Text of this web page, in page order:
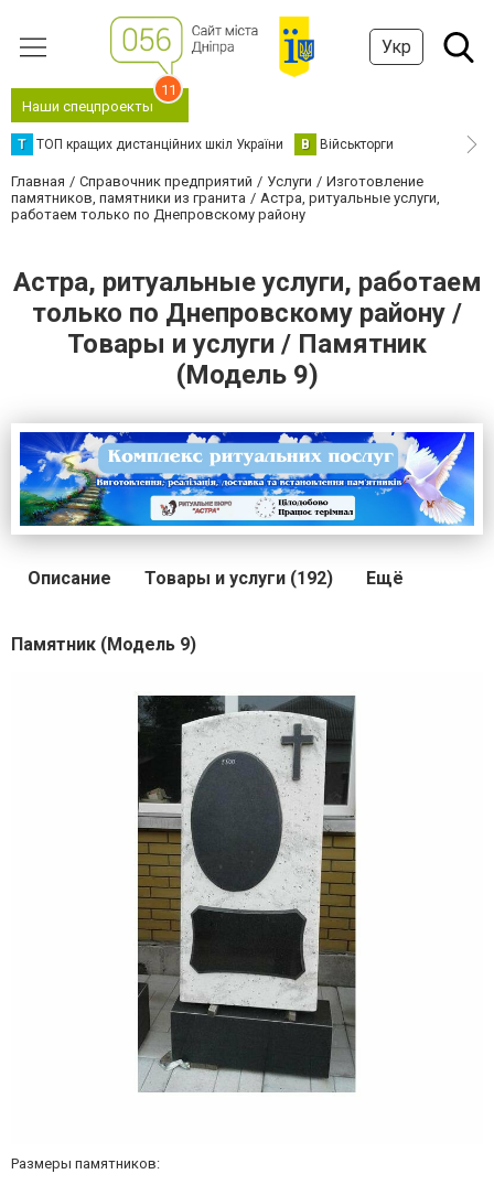
Укр
Наши спецпроекты
11
Т ТОП кращих дистанційних шкіл України В Військторги
Главная Справочник предприятий Услуги
Изготовление
памятников, памятники из гранита
Астра, ритуальные услуги,
работаем только по Днепровскому району
Астра, ритуальные услуги, работаем
только по Днепровскому району /
Товары и услуги / Памятник
(Модель 9)
Описание Товары и услуги (192) Ещё
Памятник (Модель 9)
Размеры памятников: